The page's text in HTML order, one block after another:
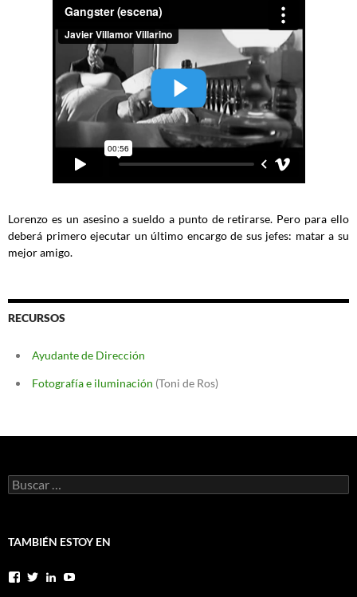
Lorenzo es un asesino a sueldo a punto de retirarse. Pero para ello
deberá primero ejecutar un último encargo de sus jefes: matar a su
mejor amigo.
RECURSOS
Ayudante de Dirección
Fotografía e iluminación (Toni de Ros)
Buscar:
TAMBIÉN ESTOY EN
Facebook
TwitterLinkedIn